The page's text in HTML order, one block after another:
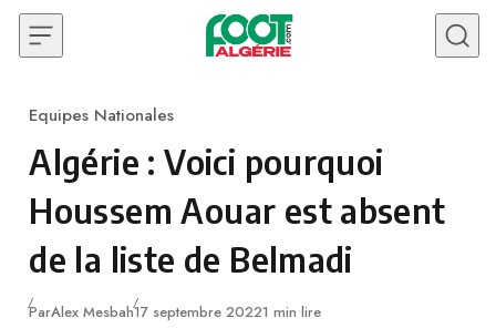
Skip to content
Category
Equipes Nationales
Algérie : Voici pourquoi
Houssem Aouar est absent
de la liste de Belmadi
ParAlex MesbahPublié
17 septembre 20221 min lire